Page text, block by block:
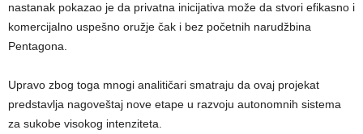
nastanak pokazao je da privatna inicijativa može da stvori efikasno i
komercijalno uspešno oružje čak i bez početnih narudžbina
Pentagona.
Upravo zbog toga mnogi analitičari smatraju da ovaj projekat
predstavlja nagoveštaj nove etape u razvoju autonomnih sistema
za sukobe visokog intenziteta.